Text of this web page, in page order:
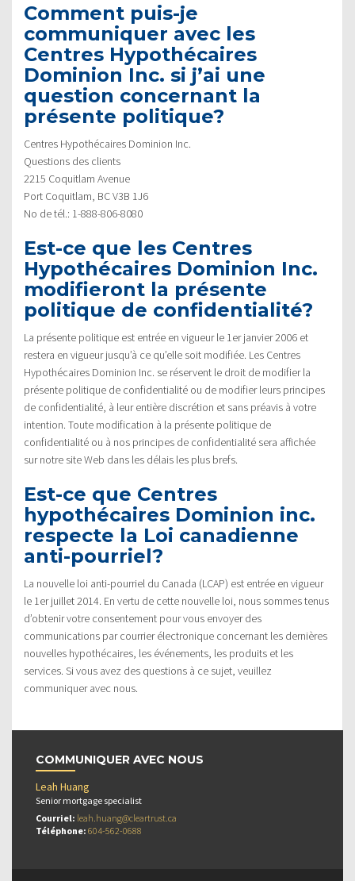
Comment puis-je
communiquer avec les
Centres Hypothécaires
Dominion Inc. si j’ai une
question concernant la
présente politique?
Centres Hypothécaires Dominion Inc.
Questions des clients
2215 Coquitlam Avenue
Port Coquitlam, BC V3B 1J6
No de tél.: 1-888-806-8080
Est-ce que les Centres
Hypothécaires Dominion Inc.
modifieront la présente
politique de confidentialité?
La présente politique est entrée en vigueur le 1er janvier 2006 et
restera en vigueur jusqu’à ce qu’elle soit modifiée. Les Centres
Hypothécaires Dominion Inc. se réservent le droit de modifier la
présente politique de confidentialité ou de modifier leurs principes
de confidentialité, à leur entière discrétion et sans préavis à votre
intention. Toute modification à la présente politique de
confidentialité ou à nos principes de confidentialité sera affichée
sur notre site Web dans les délais les plus brefs.
Est-ce que Centres
hypothécaires Dominion inc.
respecte la Loi canadienne
anti-pourriel?
La nouvelle loi anti-pourriel du Canada (LCAP) est entrée en vigueur
le 1er juillet 2014. En vertu de cette nouvelle loi, nous sommes tenus
d’obtenir votre consentement pour vous envoyer des
communications par courrier électronique concernant les dernières
nouvelles hypothécaires, les événements, les produits et les
services. Si vous avez des questions à ce sujet, veuillez
communiquer avec nous.
COMMUNIQUER AVEC NOUS
Leah Huang
Senior mortgage specialist
Courriel: leah.huang@cleartrust.ca
Téléphone: 604-562-0688